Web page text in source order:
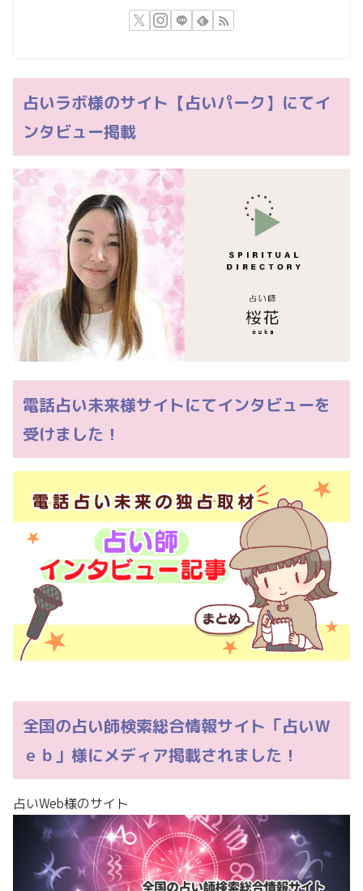
占いラボ様のサイト【占いパーク】にてイ
ンタビュー掲載
電話占い未来様サイトにてインタビューを
受けました！
全国の占い師検索総合情報サイト「占いＷ
ｅｂ」様にメディア掲載されました！
占いWeb様のサイト